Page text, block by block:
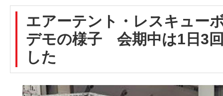
エアーテント・レスキュー
デモの様子 会期中は1日3
した